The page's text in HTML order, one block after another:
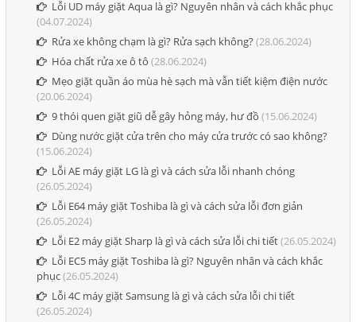
Lỗi UD máy giặt Aqua là gì? Nguyên nhân và cách khắc phục
(04.07.2024)
Rửa xe không chạm là gì? Rửa sạch không? (28.06.2024)
Hóa chất rửa xe ô tô (28.06.2024)
Mẹo giặt quần áo mùa hè sạch mà vẫn tiết kiệm điện nước
(20.06.2024)
9 thói quen giặt giũ dễ gây hỏng máy, hư đồ (15.06.2024)
Dùng nước giặt cửa trên cho máy cửa trước có sao không?
(15.06.2024)
Lỗi AE máy giặt LG là gì và cách sửa lỗi nhanh chóng
(26.05.2024)
Lỗi E64 máy giặt Toshiba là gì và cách sửa lỗi đơn giản
(26.05.2024)
Lỗi E2 máy giặt Sharp là gì và cách sửa lỗi chi tiết(26.05.2024)
Lỗi EC5 máy giặt Toshiba là gì? Nguyên nhân và cách khắc
phục(26.05.2024)
Lỗi 4C máy giặt Samsung là gì và cách sửa lỗi chi tiết
(26.05.2024)